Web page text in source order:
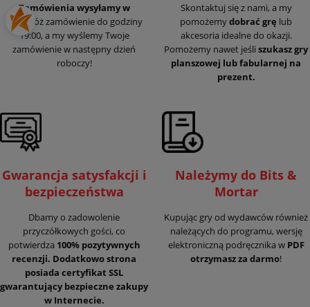
Zamówienia wysyłamy w
24h.Złóż zamówienie do godziny
19:00, a my wyślemy Twoje
zamówienie w następny dzień
roboczy!
Skontaktuj się z nami, a my
pomożemydobrać grę lub
akcesoria idealne do okazji.
Pomożemy nawet jeśli szukasz gry
planszowej lub fabularnej na
prezent.
Gwarancja satysfakcji i
bezpieczeństwa
Dbamy o zadowolenie
przyczółkowych gości, co
potwierdza 100% pozytywnych
recenzji. Dodatkowo strona
posiada certyfikat SSL
gwarantujący bezpieczne zakupy
w Internecie.
Należymy do Bits &
Mortar
Kupując gry od wydawców również
należących do programu, wersję
elektroniczną podręcznika w PDF
otrzymasz za darmo!